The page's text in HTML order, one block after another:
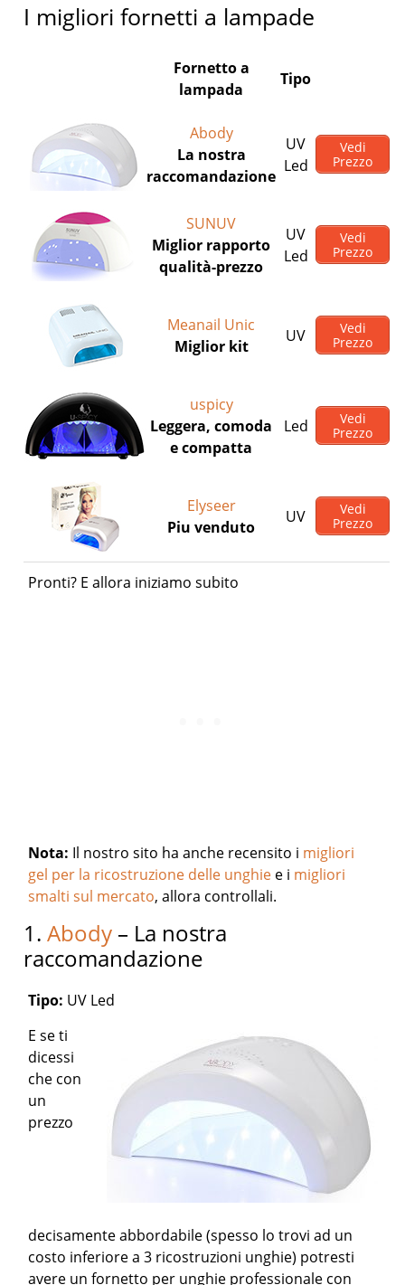
I migliori fornetti a lampade
Fornetto a
lampada
Tipo
Abody
La nostra
raccomandazione
UV
Led
Vedi
Prezzo
SUNUV
Miglior rapporto
qualità-prezzo
UV
Led
Vedi
Prezzo
Meanail Unic
Miglior kit
UV
Vedi
Prezzo
uspicy
Leggera, comoda
e compatta
Led
Vedi
Prezzo
Elyseer
Piu venduto
UV
Vedi
Prezzo
Pronti? E allora iniziamo subito
Nota: Il nostro sito ha anche recensito i migliori
gel per la ricostruzione delle unghie e i migliori
smalti sul mercato, allora controllali.
1.Abody – La nostra
raccomandazione
Tipo: UV Led
E se ti
dicessi
che con
un
prezzo
decisamente abbordabile (spesso lo trovi ad un
costo inferiore a 3 ricostruzioni unghie) potresti
avere un fornetto per unghie professionale con